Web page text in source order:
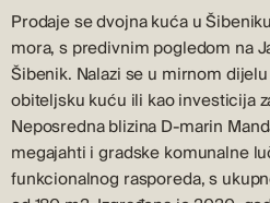
Prodaje se dvojna kuća u
mora, s predivnim pogledom na
Šibenik. Nalazi se u mirnom
obiteljsku kuću ili kao investicija
Neposredna blizina D-marin
megajahti i gradske komunalne
funkcionalnog rasporeda, s